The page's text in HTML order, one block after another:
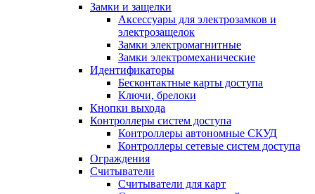
Замки и защелки
Аксессуары для электрозамков и
электрозащелок
Замки электромагнитные
Замки электромеханические
Идентификаторы
Бесконтактные карты доступа
Ключи, брелоки
Кнопки выхода
Контроллеры систем доступа
Контроллеры автономные СКУД
Контроллеры сетевые систем доступа
Ограждения
Считыватели
Считыватели для карт